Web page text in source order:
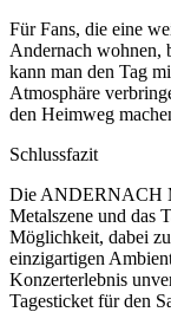
Für Fans, die eine
Andernach wohnen,
kann man den Tag
Atmosphäre
den Heimweg
Schlussfazit
Die ANDERNACH
Metalszene und das
Möglichkeit, dabei
einzigartigen
Konzerterlebnis
Tagesticket für den